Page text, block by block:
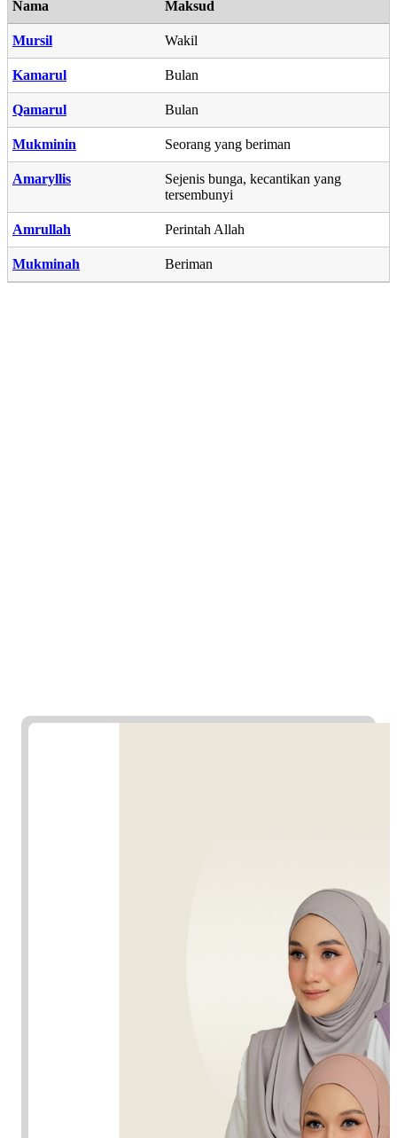
Nama Maksud
Mursil Wakil
Kamarul Bulan
Qamarul Bulan
Mukminin Seorang yang beriman
Amaryllis
Sejenis bunga, kecantikan yang
tersembunyi
Amrullah Perintah Allah
Mukminah Beriman